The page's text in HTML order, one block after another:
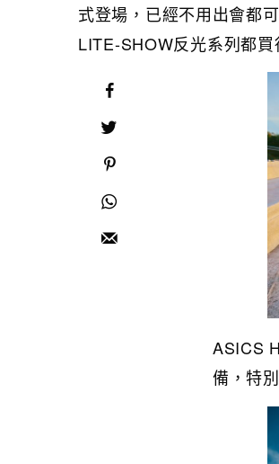
式登場，已經不用出會都
LITE-SHOW反光系列都買
ASICS
備，特